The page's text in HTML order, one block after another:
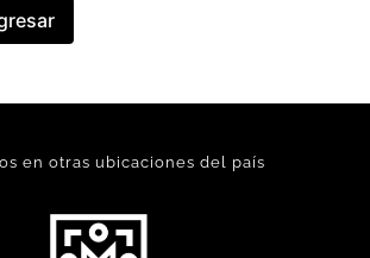
en otras ubicaciones del país